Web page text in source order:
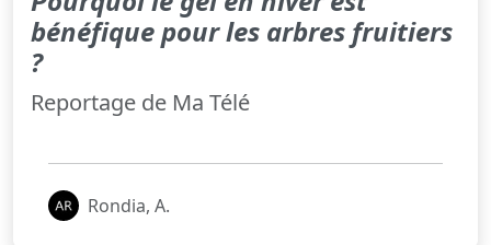
bénéfique pour les arbres fruitiers
?
Reportage de Ma Télé
Rondia, A.